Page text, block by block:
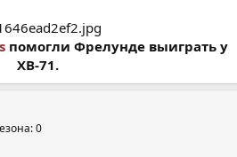
помогли Фрелунде выиграть у
ХВ-71.
0